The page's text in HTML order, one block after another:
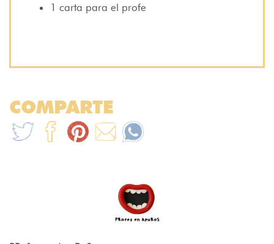
1 carta para el profe
COMPARTE